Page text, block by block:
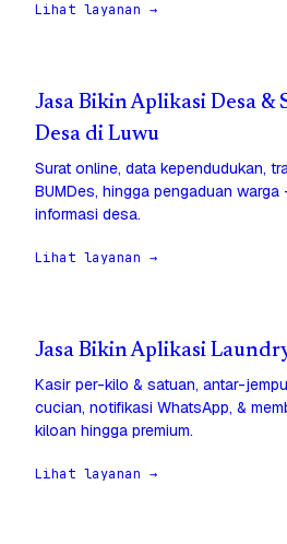
Lihat layanan →
Jasa Bikin Aplikasi Desa &
Desa di Luwu
Surat online, data kependudukan,
BUMDes, hingga pengaduan
informasi desa.
Lihat layanan →
Jasa Bikin Aplikasi
Kasir per-kilo & satuan, antar-
cucian, notifikasi WhatsApp, &
kiloan hingga premium.
Lihat layanan →